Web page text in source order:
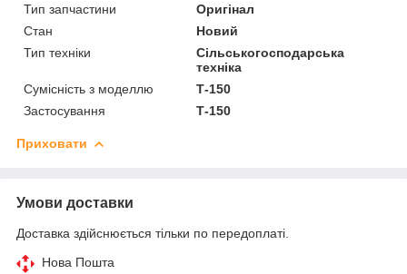
Тип запчастини
Оригінал
Стан
Новий
Тип техніки
Сільськогосподарська
техніка
Сумісність з моделлю
Т-150
Застосування
Т-150
Приховати
Умови доставки
Доставка здійснюється тільки по передоплаті.
Нова Пошта